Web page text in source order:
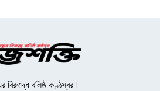
বিরুদ্ধে বলিষ্ঠ কণ্ঠস্বর।